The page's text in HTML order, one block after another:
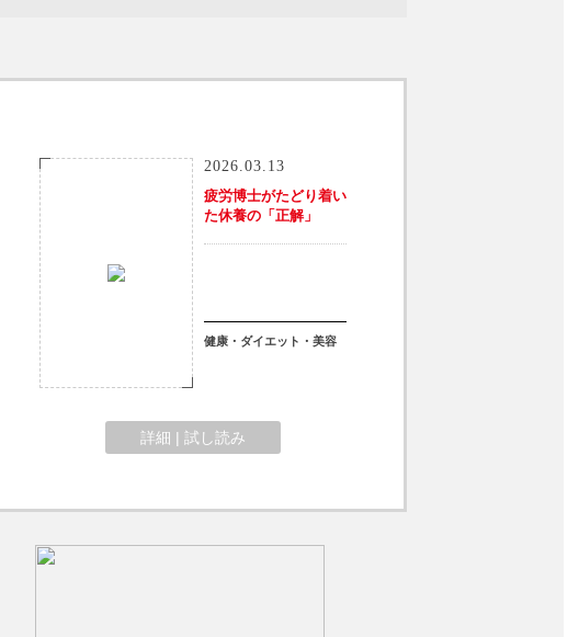
2026.03.13
疲労博士がたどり着い
た休養の「正解」
健康・ダイエット・美容
詳細 | 試し読み